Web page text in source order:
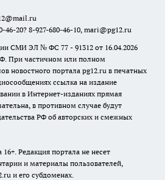
20? 8-927-680-46-10, mari@pg12.ru
СМИ ЭЛ № ФС 77 - 91312 от 16.04.2026
При частичном или полном
новостного портала pg12.ru в печатных
ссылка на издание
в Интернет-изданиях прямая
в противном случае будут
РФ об авторских и смежных
16+. Редакция портала не несет
и материалы пользователей,
и его субдоменах.